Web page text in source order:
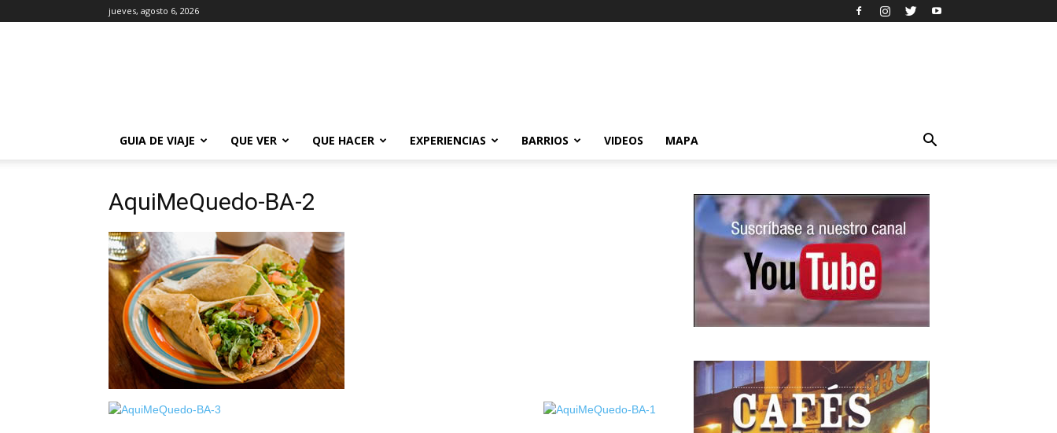
jueves, agosto 6, 2026
GUIA DE VIAJE
QUE VER QUE HACER EXPERIENCIAS BARRIOS VIDEOS MAPA
AquiMeQuedo-BA-2